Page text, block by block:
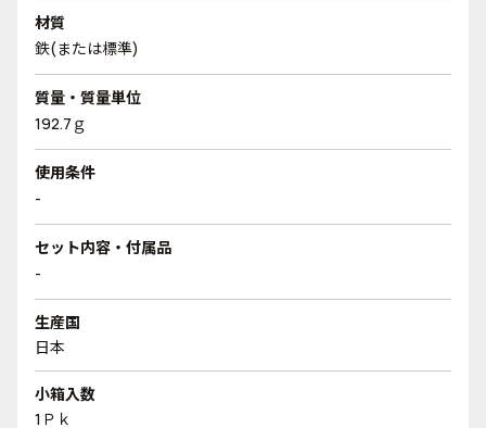
材質
鉄(または標準)
質量・質量単位
192.7ｇ
使用条件
-
セット内容・付属品
-
生産国
日本
小箱入数
1Ｐｋ